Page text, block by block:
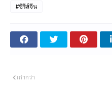
#ซีรีส์จีน
เก่ากว่า